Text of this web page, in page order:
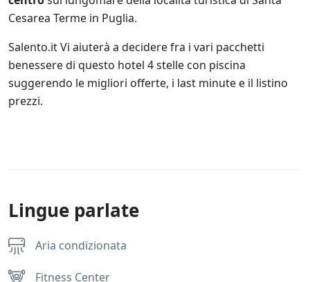
c
h
d
i
t
e
r
z
*
Cesarea Terme in Puglia.
Salento.it Vi aiuterà a decidere fra i vari pacchetti
benessere di questo hotel 4 stelle con piscina
suggerendo le migliori offerte, i last minute e il listino
prezzi.
Lingue parlate
Aria condizionata
Fitness Center